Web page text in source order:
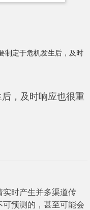
制定于危机发生后，及时
，及时响应也很重
实时产生并多渠道传
预测的，甚至可能会